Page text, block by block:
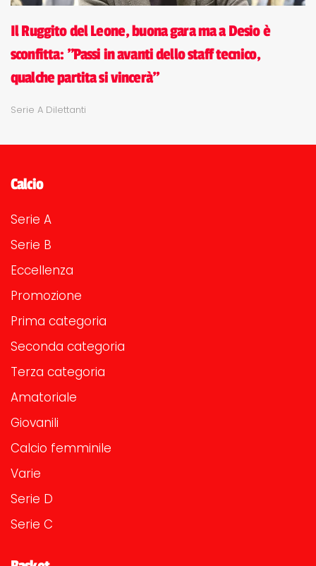
Il Ruggito del Leone, buona gara ma a Desio è
sconfitta: "Passi in avanti dello staff tecnico,
qualche partita si vincerà"
Serie A Dilettanti
Calcio
Serie A
Serie B
Eccellenza
Promozione
Prima categoria
Seconda categoria
Terza categoria
Amatoriale
Giovanili
Calcio femminile
Varie
Serie D
Serie C